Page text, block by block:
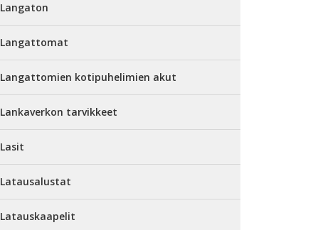
Langaton
Langattomat
Langattomien kotipuhelimien akut
Lankaverkon tarvikkeet
Lasit
Latausalustat
Latauskaapelit